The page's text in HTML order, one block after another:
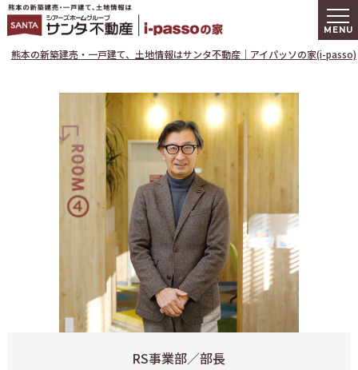
熊本の新築
熊本の新築建売・一戸建て、土地情報はサンタ不動産｜アイパッソの家(i-passo)
RS事業部／部長